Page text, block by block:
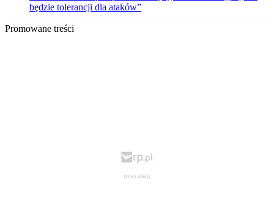
będzie tolerancji dla ataków”
Promowane treści